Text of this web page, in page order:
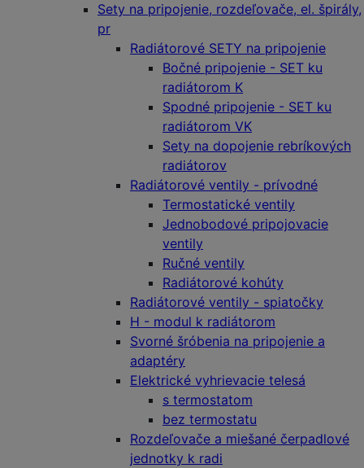
Sety na pripojenie, rozdeľovače, el. špirály,
pr
Radiátorové SETY na pripojenie
Bočné pripojenie - SET ku
radiátorom K
Spodné pripojenie - SET ku
radiátorom VK
Sety na dopojenie rebríkových
radiátorov
Radiátorové ventily - prívodné
Termostatické ventily
Jednobodové pripojovacie
ventily
Ručné ventily
Radiátorové kohúty
Radiátorové ventily - spiatočky
H - modul k radiátorom
Svorné šróbenia na pripojenie a
adaptéry
Elektrické vyhrievacie telesá
s termostatom
bez termostatu
Rozdeľovače a miešané čerpadlové
jednotky k radi